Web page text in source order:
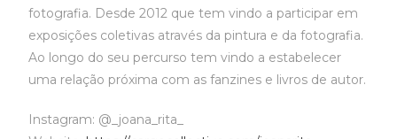
fotografia. Desde 2012 que tem vindo a participar em
exposições coletivas através da pintura e da fotografia.
Ao longo do seu percurso tem vindo a estabelecer
uma relação próxima com as fanzines e livros de autor.
Instagram: @_joana_rita_